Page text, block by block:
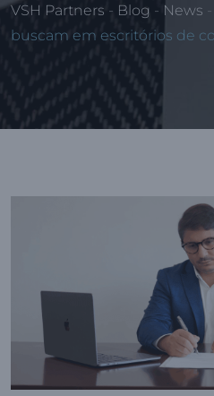
VSH Partners - Blog - News -
buscam em escritórios de